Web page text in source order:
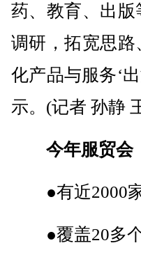
药、教育、出
调研，拓宽思
化产品与服务‘
示。(记者 孙静
今年服贸会
●有近2000家
●覆盖20多个